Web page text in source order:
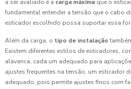
a ser avaliado é a carga máxima que o
fundamental entender a tensão que o cabo
esticador escolhido possa suportar essa
Além da carga, o tipo de instalação
Existem diferentes estilos de esticadores,
alavanca, cada um adequado para
ajustes frequentes na tensão, um esticador
adequado, pois permite ajustes finos com